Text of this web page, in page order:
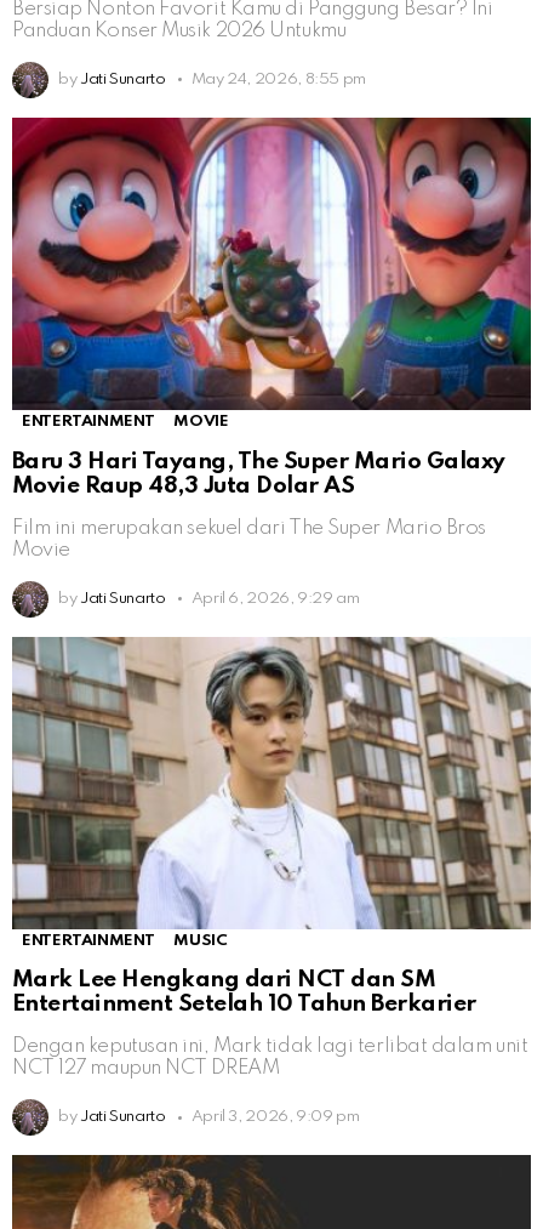
Bersiap Nonton Favorit Kamu di Panggung Besar? Ini
Panduan Konser Musik 2026 Untukmu
by Jati Sunarto May 24, 2026, 8:55 pm
ENTERTAINMENT MOVIE
Baru 3 Hari Tayang, The Super Mario Galaxy
Movie Raup 48,3 Juta Dolar AS
Film ini merupakan sekuel dari The Super Mario Bros
Movie
by Jati Sunarto April 6, 2026, 9:29 am
ENTERTAINMENT MUSIC
Mark Lee Hengkang dari NCT dan SM
Entertainment Setelah 10 Tahun Berkarier
Dengan keputusan ini, Mark tidak lagi terlibat dalam unit
NCT 127 maupun NCT DREAM
by Jati Sunarto April 3, 2026, 9:09 pm